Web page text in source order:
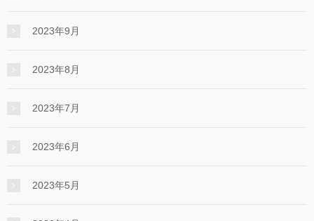
2023年9月
2023年8月
2023年7月
2023年6月
2023年5月